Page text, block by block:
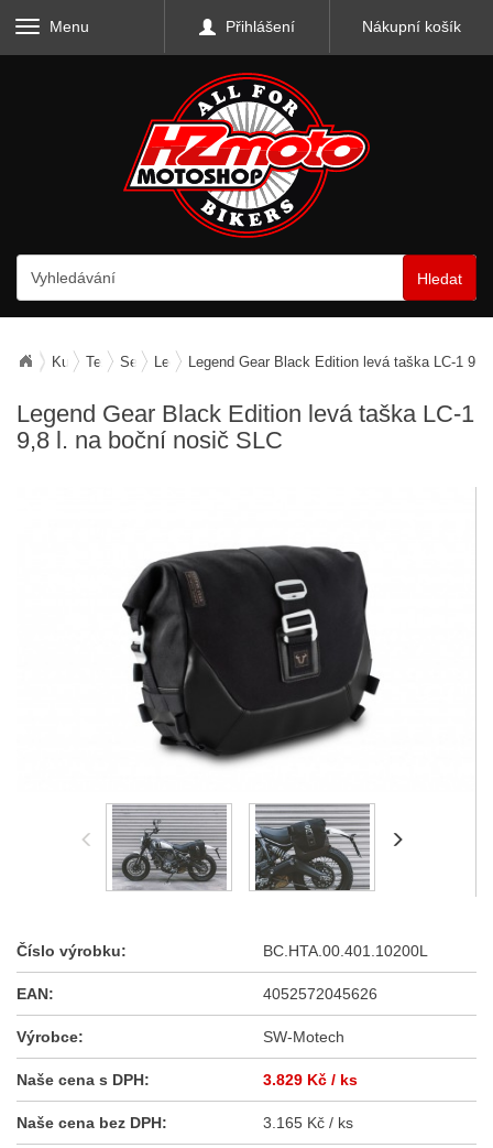
Menu Přihlášení Nákupní košík
Hledat
Kufry, zavazadla, nosiče
Textilní zavazadla
Sedlové tašky boční
Legend Gear - SW-Motech
Legend Gear Black Edition levá taška LC-1
Legend Gear Black Edition levá taška LC-1
9,8 l. na boční nosič SLC
Číslo výrobku: BC.HTA.00.401.10200L
EAN: 4052572045626
Výrobce: SW-Motech
Naše cena s DPH: 3.829 Kč / ks
Naše cena bez DPH: 3.165 Kč / ks